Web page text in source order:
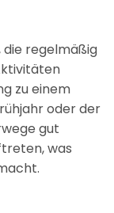
regelmäßig
zu einem
oder der
gut
was